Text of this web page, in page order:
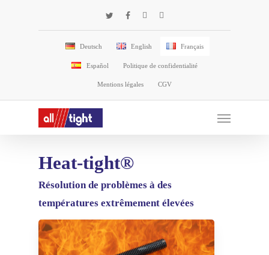
twitter facebook
Deutsch English Français
Español Politique de confidentialité
Mentions légales CGV
Menu
Heat-tight®
Résolution de problèmes à des
températures extrêmement élevées